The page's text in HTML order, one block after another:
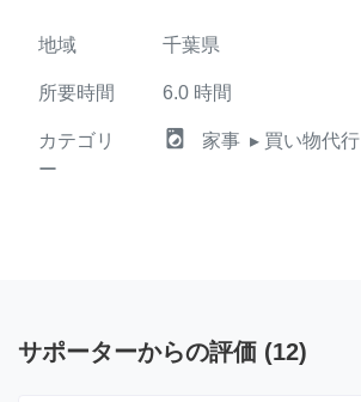
地域 千葉県
所要時間 6.0 時間
カテゴリ
ー
local_laundry_service 家事 ▸ 買い物代行
サポーターからの評価 (12)